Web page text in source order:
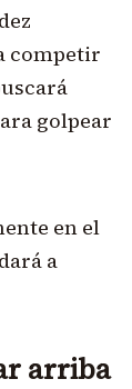
competir
golpear
en el
a
arriba